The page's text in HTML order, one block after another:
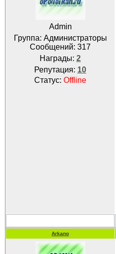
Admin
Группа: Администраторы
Сообщений: 317
Награды: 2
Репутация: 10
Статус: Offline
Arkano